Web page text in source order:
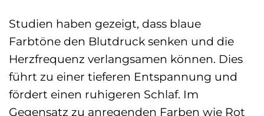
Studien haben gezeigt, dass blaue
Farbtöne den Blutdruck senken und die
Herzfrequenz verlangsamen können. Dies
führt zu einer tieferen Entspannung und
fördert einen ruhigeren Schlaf. Im
Gegensatz zu anregenden Farben wie Rot